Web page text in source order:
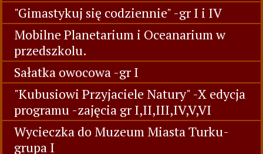
"Gimastykuj się codziennie" -gr I i IV
Mobilne Planetarium i Oceanarium w
przedszkolu.
Sałatka owocowa -gr I
"Kubusiowi Przyjaciele Natury" -X edycja
programu -zajęcia gr I,II,III,IV,V,VI
Wycieczka do Muzeum Miasta Turku-
grupa I